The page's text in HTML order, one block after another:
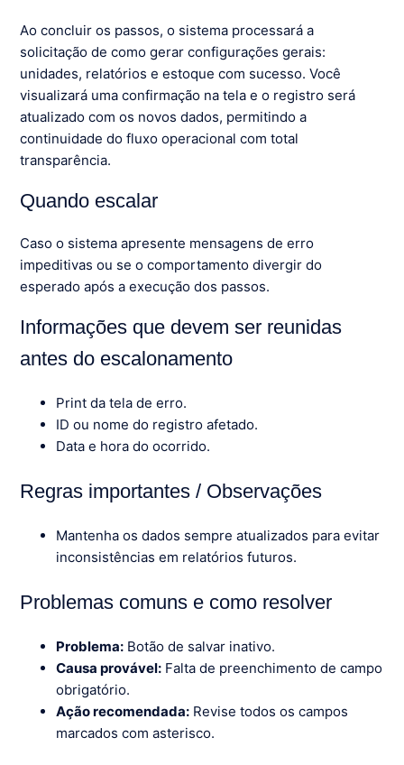
Ao concluir os passos, o sistema processará a
solicitação de como gerar configurações gerais:
unidades, relatórios e estoque com sucesso. Você
visualizará uma confirmação na tela e o registro será
atualizado com os novos dados, permitindo a
continuidade do fluxo operacional com total
transparência.
Quando escalar
Caso o sistema apresente mensagens de erro
impeditivas ou se o comportamento divergir do
esperado após a execução dos passos.
Informações que devem ser reunidas
antes do escalonamento
Print da tela de erro.
ID ou nome do registro afetado.
Data e hora do ocorrido.
Regras importantes / Observações
Mantenha os dados sempre atualizados para evitar
inconsistências em relatórios futuros.
Problemas comuns e como resolver
Problema: Botão de salvar inativo.
Causa provável: Falta de preenchimento de campo
obrigatório.
Ação recomendada: Revise todos os campos
marcados com asterisco.